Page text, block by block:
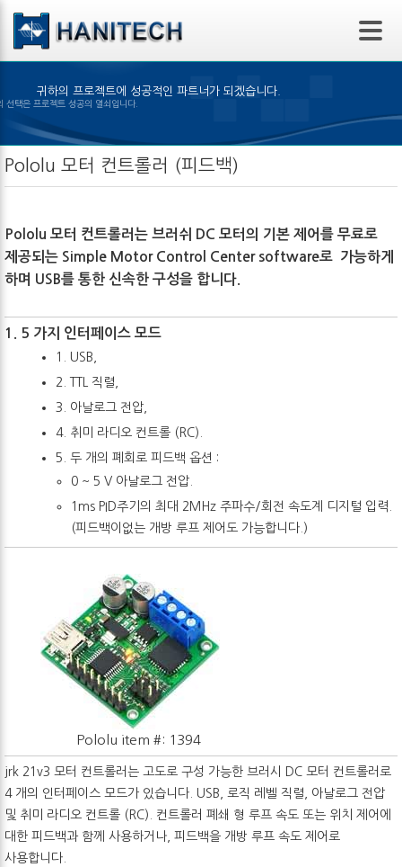
본문 바로가기
귀하의 프로젝트에 성공적인 파트너가 되겠습니다.
알맞은 제품의 선택은 프로젝트 성공의 열쇠입니다.
Pololu 모터 컨트롤러 (피드백)
Pololu 모터 컨트롤러는 브러쉬 DC 모터의 기본 제어를 무료로
제공되는 Simple Motor Control Center software로 가능하게
하며 USB를 통한 신속한 구성을 합니다.
1. 5 가지 인터페이스 모드
1. USB,
2. TTL 직렬,
3. 아날로그 전압,
4. 취미 라디오 컨트롤 (RC).
5. 두 개의 폐회로 피드백 옵션 :
0 ~ 5 V 아날로그 전압.
1ms PID주기의 최대 2MHz 주파수/회전 속도계 디지털 입력.
(피드백이없는 개방 루프 제어도 가능합니다.)
Pololu item #: 1394
jrk 21v3 모터 컨트롤러는 고도로 구성 가능한 브러시 DC 모터 컨트롤러로
4 개의 인터페이스 모드가 있습니다. USB, 로직 레벨 직렬, 아날로그 전압
및 취미 라디오 컨트롤 (RC). 컨트롤러 폐쇄 형 루프 속도 또는 위치 제어에
대한 피드백과 함께 사용하거나, 피드백을 개방 루프 속도 제어로
사용합니다.